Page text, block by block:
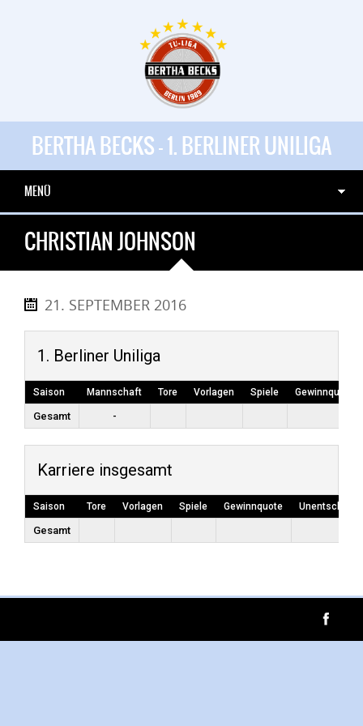
BERTHA BECKS - 1. BERLINER UNILIGA
MENÜ
CHRISTIAN JOHNSON
21. SEPTEMBER 2016
1. Berliner Uniliga
Saison Mannschaft Tore Vorlagen Spiele Gewinnquote
Gesamt -
Karriere insgesamt
Saison Tore Vorlagen Spiele Gewinnquote
Gesamt